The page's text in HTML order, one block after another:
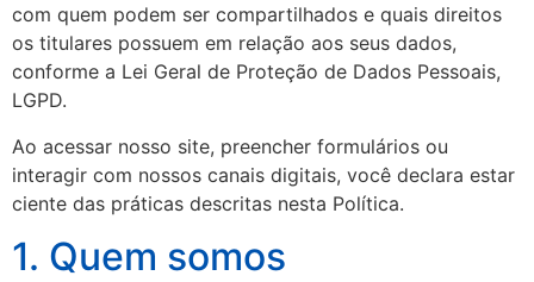
com quem podem ser compartilhados e quais direitos
os titulares possuem em relação aos seus dados,
conforme a Lei Geral de Proteção de Dados Pessoais,
LGPD.
Ao acessar nosso site, preencher formulários ou
interagir com nossos canais digitais, você declara estar
ciente das práticas descritas nesta Política.
1. Quem somos